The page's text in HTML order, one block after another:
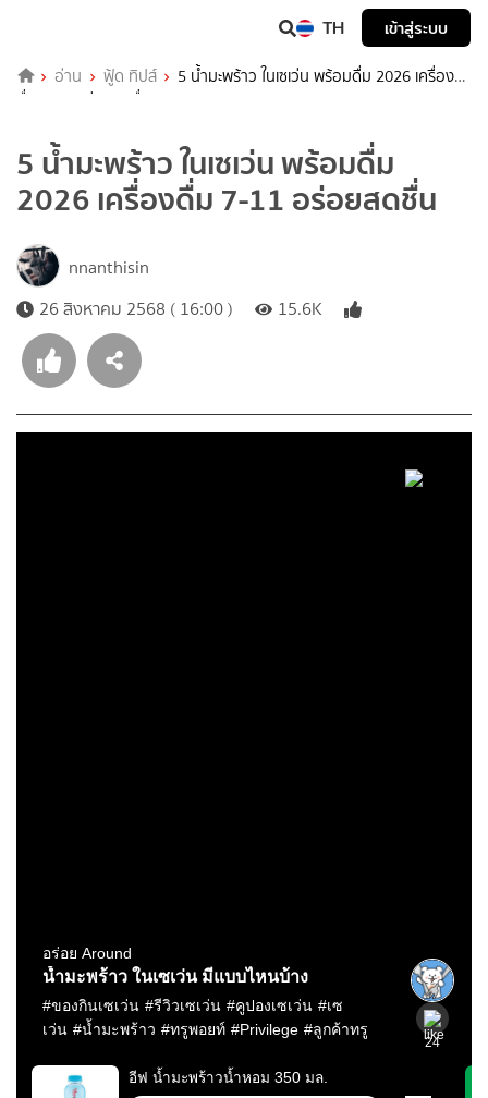
TH เข้าสู่ระบบ
อ่าน ฟู้ด ทิปส์
5 น้ำมะพร้าว ในเซเว่น พร้อมดื่ม 2026 เครื่อง
ดื่ม 7-11 อร่อยสดชื่น
5 น้ำมะพร้าว ในเซเว่น พร้อมดื่ม
2026 เครื่องดื่ม 7-11 อร่อยสดชื่น
nnanthisin
26 สิงหาคม 2568 ( 16:00 )
15.6K